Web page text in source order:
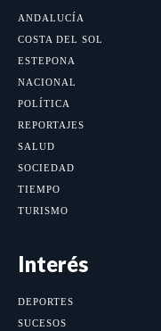
ANDALUCÍA
COSTA DEL SOL
ESTEPONA
NACIONAL
POLÍTICA
REPORTAJES
SALUD
SOCIEDAD
TIEMPO
TURISMO
Interés
DEPORTES
SUCESOS